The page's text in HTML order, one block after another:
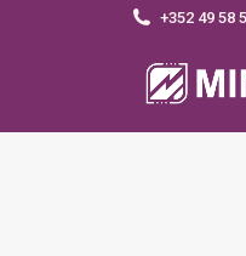
+352 49 58